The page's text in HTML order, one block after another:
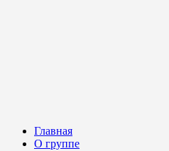
Главная
О группе